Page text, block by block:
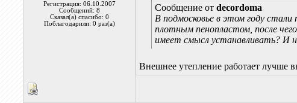
Регистрация: 06.10.2007
Сообщений: 8
Сказал(а) спасибо: 0
Поблагодарили: 0 раз(а)
Сообщение отdecordoma
В подмосковье в этом году
плотным пенопластом, после
имеет смысл устанавливать? И
Внешнее утепление работает лучше